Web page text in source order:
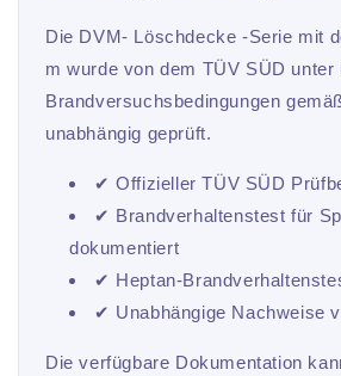
Die DVM- Löschdecke -Serie mit
m wurde von dem TÜV SÜD unter
Brandversuchsbedingungen
unabhängig geprüft.
✔ Offizieller TÜV SÜD
✔ Brandverhaltenstest für
dokumentiert
✔ Heptan-
✔ Unabhängige Nachweise
Die verfügbare Dokumentation